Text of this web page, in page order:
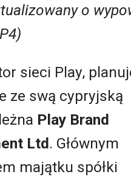
o
sieci Play,
ze swą cypryjską
Play Brand
Ltd. Głównym
majątku spółki